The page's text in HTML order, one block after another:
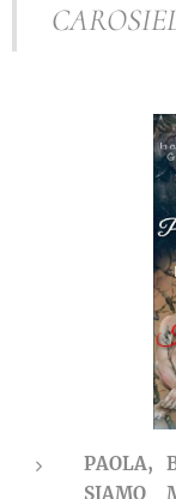
PAOLA,
SIAMO